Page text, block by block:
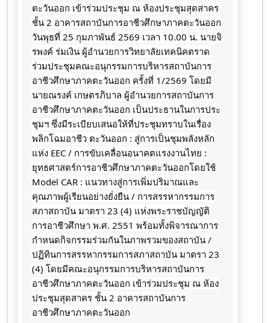
ตะวันออก เข้าร่วมประชุม ณ ห้องประชุมสุดสาคร
ชั้น 2 อาคารสถาบันการอาชีวศึกษาภาคตะวันออก
วันพุธที่ 25 กุมภาพันธ์ 2569 เวลา 10.00 น. นายจิ
รพงค์ ร่มเงิน ผู้อำนวยการวิทยาลัยเทคนิคตราด
ร่วมประชุมคณะอนุกรรมการบริหารสถาบันการ
อาชีวศึกษาภาคตะวันออก ครั้งที่ 1/2569 โดยมี
นายณรงค์ เกษตรภิบาล ผู้อำนวยการสถาบันการ
อาชีวศึกษาภาคตะวันออก เป็นประธานในการประ
ชุมฯ ซึ่งมีระเบียบเสนอให้ที่ประชุมทราบในเรื่อง
พลิกโฉมอาชีว ตะวันออก : สู่การเป็นชุมพลังหลัก
แห่ง EEC / การขับเคลื่อนอนาคตแรงงานไทย :
ยุทธศาสตร์การอาชีวศึกษาภาคตะวันออกโดยใช้
Model CAR : แนวทางสู่การเพิ่มปริมาณและ
คุณภาพผู้เรียนอย่างยั่งยืน / การสรรหากรรมการ
สภาสถาบัน มาตรา 23 (4) แห่งพระราชบัญญัติ
การอาชีวศึกษา พ.ศ. 2551 พร้อมทั้งพิจารณาการ
กำหนดกิจกรรมร่วมกันในภาพรวมของสถาบัน /
ปฏิทินการสรรหากรรมการสภาสถาบัน มาตรา 23
(4) โดยมีคณะอนุกรรมการบริหารสถาบันการ
อาชีวศึกษาภาคตะวันออก เข้าร่วมประชุม ณ ห้อง
ประชุมสุดสาคร ชั้น 2 อาคารสถาบันการ
อาชีวศึกษาภาคตะวันออก